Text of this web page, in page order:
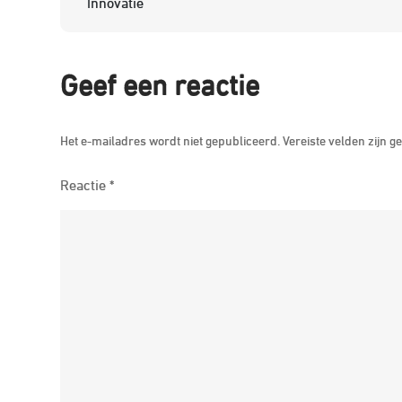
Geef een reactie
Het e-mailadres wordt niet gepubliceerd. Vereiste velden zijn
Reactie*